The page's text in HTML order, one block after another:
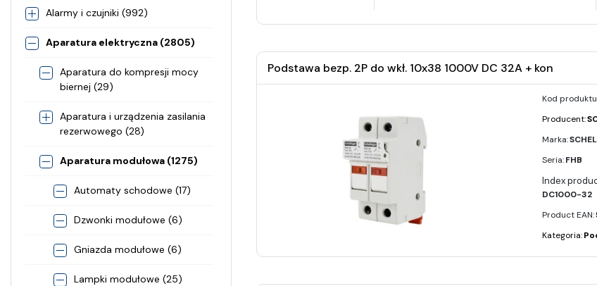
Alarmy i czujniki (992)
Aparatura elektryczna (2805)
Aparatura do kompresji mocy
biernej (29)
Aparatura i urządzenia zasilania
rezerwowego (28)
Aparatura modułowa (1275)
Automaty schodowe (17)
Dzwonki modułowe (6)
Gniazda modułowe (6)
Lampki modułowe (25)
Podstawa bezp. 2P do wkł. 10x38 1000V DC 32A + kon
Kod
Producent:
Marka:
Seria: FHB
DC1000-32
Product EAN:
Kategoria: